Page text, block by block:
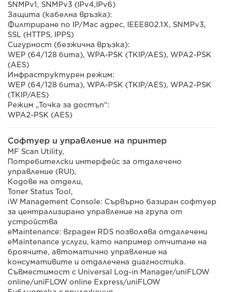
SNMPv1, SNMPv3 (IPv4,IPv6)
Защита (кабелна връзка):
Филтриране по IP/Mac адрес, IEEE802.1X, SNMPv3,
SSL (HTTPS, IPPS)
Сигурност (безжична връзка):
WEP (64/128 бита), WPA-PSK (TKIP/AES), WPA2-PSK
(AES)
Инфраструктурен режим:
WEP (64/128 бита), WPA-PSK (TKIP/AES), WPA2-PSK
(TKIP/AES)
Режим „Точка за достъп“:
WPA2-PSK (AES)
Софтуер и управление на принтер
MF Scan Utility,
Потребителски интерфейс за отдалечено
управление (RUI),
Кодове на отдели,
Toner Status Tool,
iW Management Console: Сървърно базиран софтуер
за централизирано управление на група от
устройства
eMaintenance: вграден RDS позволява отдалечени
eMaintenance услуги, като например отчитане на
броячите, автоматично управление на
консумативите и отдалечена диагностика.
Съвместимост с Universal Log-in Manager/uniFLOW
online/uniFLOW online Express/uniFLOW